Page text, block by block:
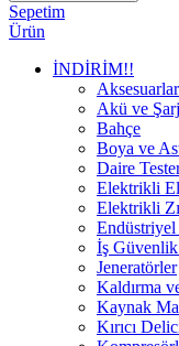
Sepetim
Ürün
İNDİRİM!!
Aksesuarlar
Akü ve
Bahçe
Boya ve
Daire
Elektrikli
Elektrikli
İş
Jeneratörler
Kaldırma
Kaynak
Kırıcı